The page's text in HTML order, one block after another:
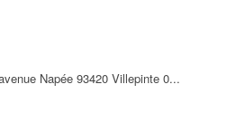
Napée 93420 Villepinte 0...